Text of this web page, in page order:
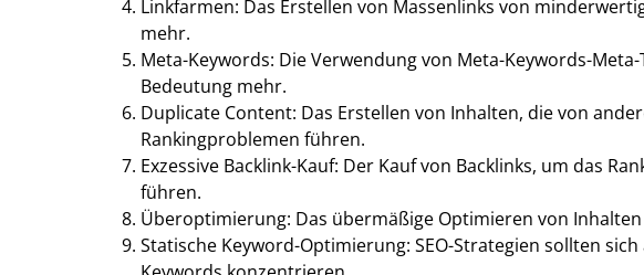
Linkfarmen: Das Erstellen von Massenlinks von
mehr.
Meta-Keywords: Die Verwendung von Meta-Keywords-
Bedeutung mehr.
Duplicate Content: Das Erstellen von Inhalten, die von
Rankingproblemen führen.
Exzessive Backlink-Kauf: Der Kauf von Backlinks, um das
führen.
Überoptimierung: Das übermäßige Optimieren von
Statische Keyword-Optimierung: SEO-Strategien sollten